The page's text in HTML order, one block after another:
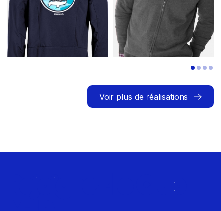
Voir plus de réalisations
Rejoignez le Club